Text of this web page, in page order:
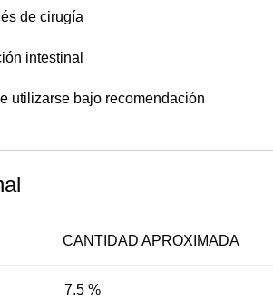
de cirugía
intestinal
utilizarse bajo recomendación
CANTIDAD APROXIMADA
7.5 %